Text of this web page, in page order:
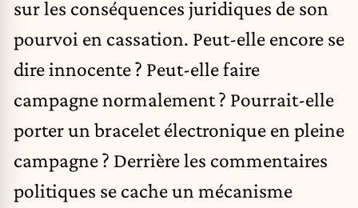
sur les conséquences juridiques de son
pourvoi en cassation. Peut-elle encore se
dire innocente ? Peut-elle faire
campagne normalement ? Pourrait-elle
porter un bracelet électronique en pleine
campagne ? Derrière les commentaires
politiques se cache un mécanisme